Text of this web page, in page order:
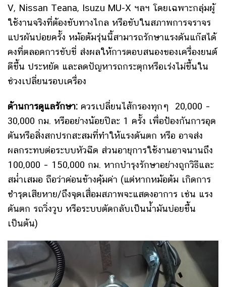
V, Nissan Teana, Isuzu MU-X ฯลฯ โดยเฉพาะกลุ่มผู้
ใช้งานจริงที่ต้องขับทางไกล หรือขับในสภาพการจราจร
แปรผันบ่อยครั้ง หม้อต้มรุ่นนี้สามารถรักษาแรงดันแก๊สได้
คงที่ตลอดการขับขี่ ส่งผลให้การตอบสนองของเครื่องยนต์
ดีขึ้น ประหยัด และลดปัญหารถกระตุกหรือเร่งไม่ขึ้นใน
ช่วงเปลี่ยนรอบเครื่อง
ด้านการดูแลรักษา: ควรเปลี่ยนไส้กรองทุกๆ 20,000 –
30,000 กม. หรืออย่างน้อยปีละ 1 ครั้ง เพื่อป้องกันการอุด
ตันหรือสิ่งสกปรกสะสมที่ทำให้แรงดันตก หรือ อาจส่ง
ผลกระทบต่อระบบหัวฉีด ส่วนอายุการใช้งานอาจนานถึง
100,000 – 150,000 กม. หากบำรุงรักษาอย่างถูกวิธีและ
สม่ำเสมอ ถือว่าค่อนข้างคุ้มค่า (แต่หากหม้อต้ม เกิดการ
ชำรุดเสียหาย/ถึงจุดเสื่อมสภาพจะแสดงอาการ เช่น แรง
ดันตก รถวิ่งวูบ หรือระบบตัดกลับเป็นน้ำมันบ่อยขึ้น
เป็นต้น)